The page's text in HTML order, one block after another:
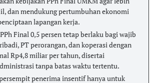
dan mendukung pertumbuhan ekonomi
lapangan kerja.
Final 0,5 persen tetap berlaku bagi wajib
PT perorangan, dan koperasi dengan
Rp4,8 miliar per tahun, disertai
tanpa batas waktu tertentu.
penerima insentif hanya untuk